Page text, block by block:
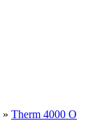
» Therm 4000 O